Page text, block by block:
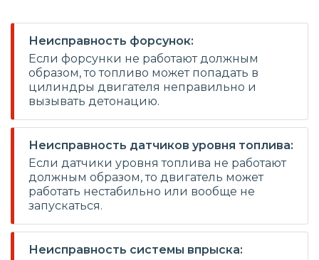
Неисправность форсунок:
Если форсунки не работают должным
образом, то топливо может попадать в
цилиндры двигателя неправильно и
вызывать детонацию.
Неисправность датчиков уровня топлива:
Если датчики уровня топлива не работают
должным образом, то двигатель может
работать нестабильно или вообще не
запускаться.
Неисправность системы впрыска: